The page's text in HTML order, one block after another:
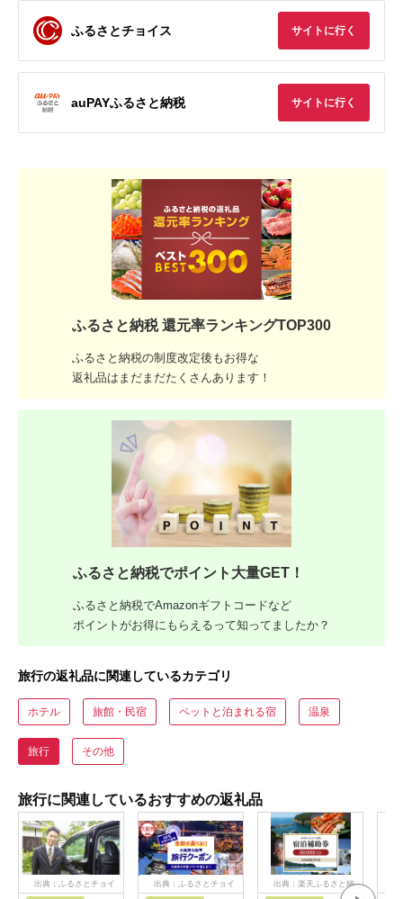
ふるさとチョイス サイトに行く
auPAYふるさと納税 サイトに行く
ふるさと納税 還元率ランキングTOP300
ふるさと納税の制度改定後もお得な
返礼品はまだまだたくさんあります！
ふるさと納税でポイント大量GET！
ふるさと納税でAmazonギフトコードなど
ポイントがお得にもらえるって知ってましたか？
旅行の返礼品に関連しているカテゴリ
ホテル 旅館・民宿 ペットと泊まれる宿 温泉
旅行 その他
旅行に関連しているおすすめの返礼品
出典：ふるさとチョイ
出典：ふるさとチョイ
出典：楽天ふるさと納